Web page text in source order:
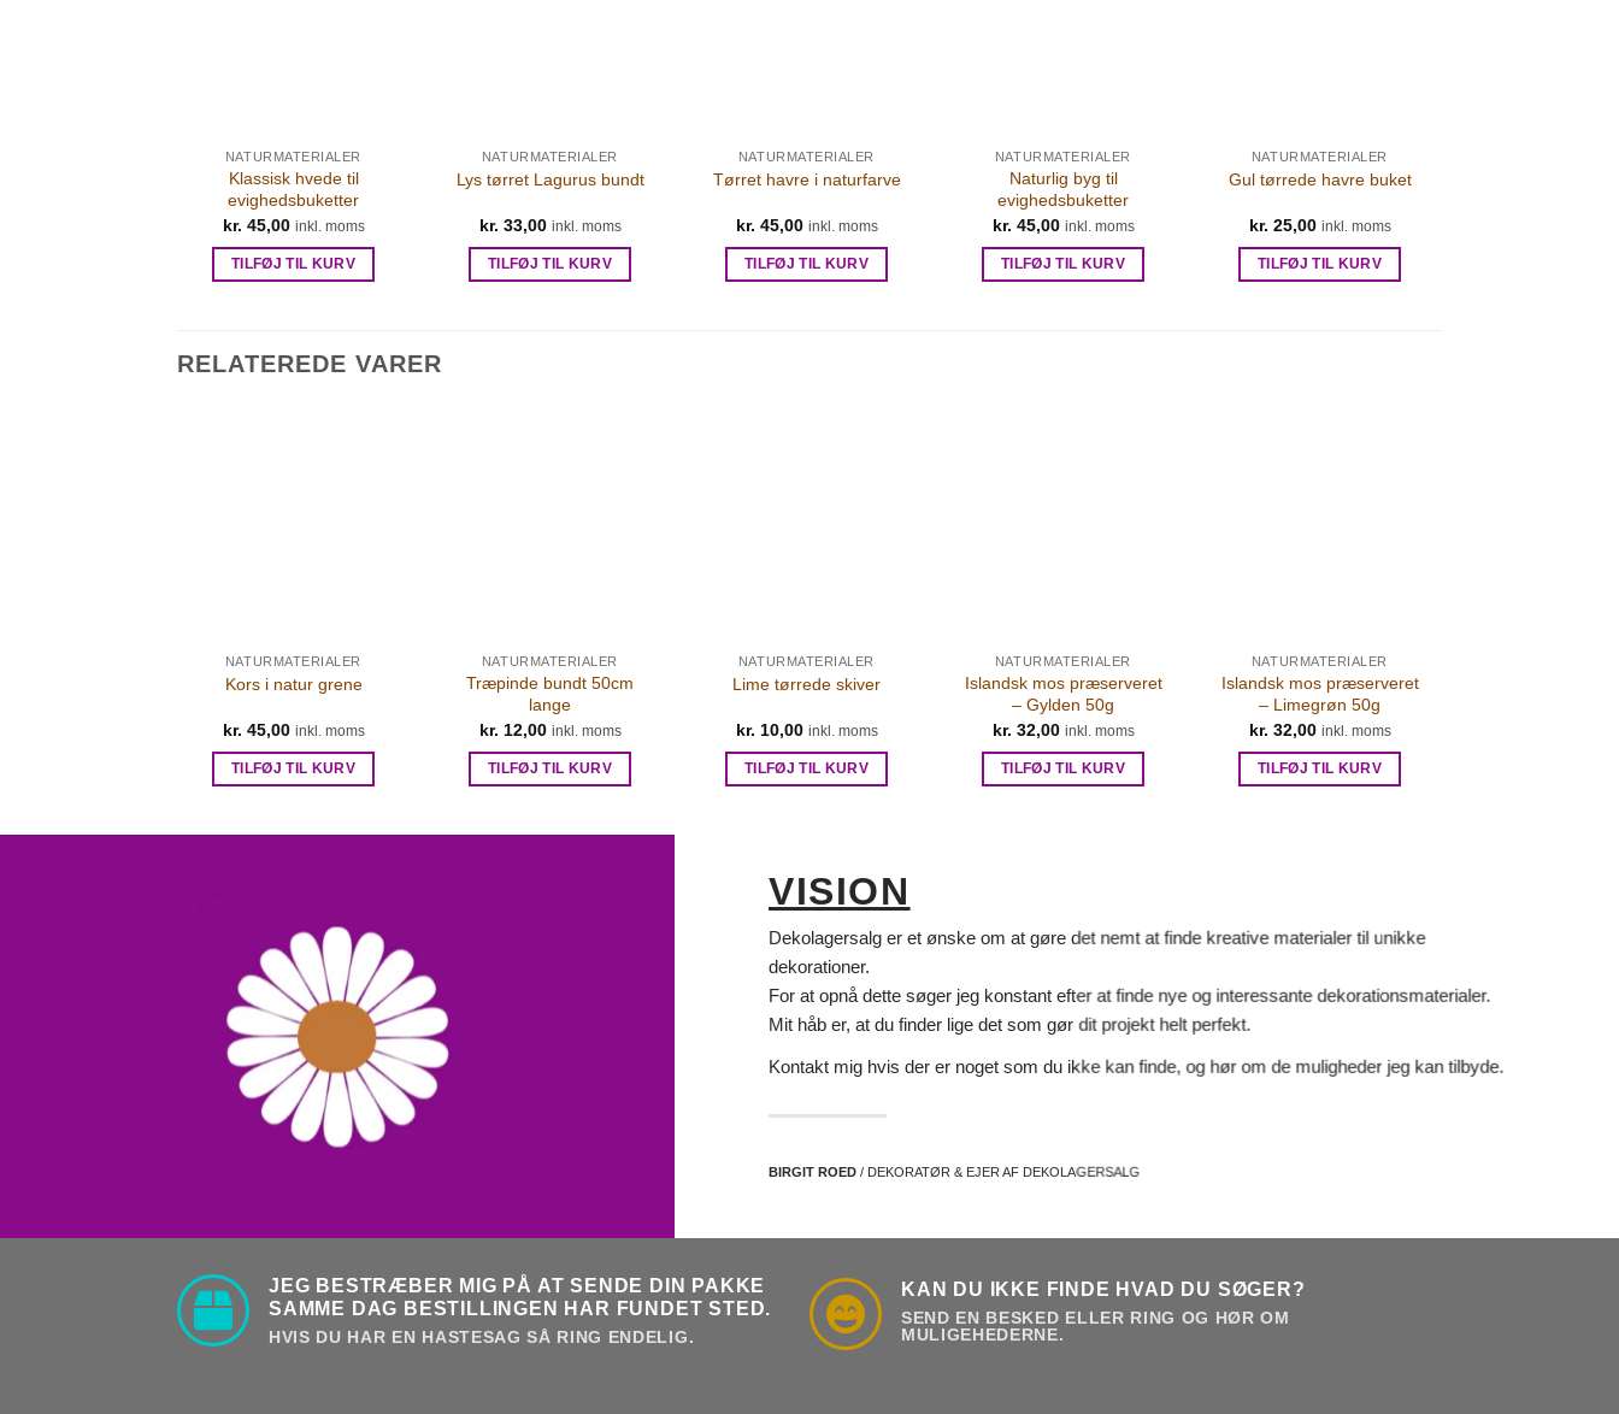
NATURMATERIALER
Klassisk hvede til
evighedsbuketter
kr. 45,00 inkl. moms
TILFØJ TIL KURV
NATURMATERIALER
Lys tørret Lagurus bundt
kr. 33,00 inkl. moms
TILFØJ TIL KURV
NATURMATERIALER
Tørret havre i naturfarve
kr. 45,00 inkl. moms
TILFØJ TIL KURV
NATURMATERIALER
Naturlig byg til
evighedsbuketter
kr. 45,00 inkl. moms
TILFØJ TIL KURV
NATURMATERIALER
Gul tørrede havre buket
kr. 25,00 inkl. moms
TILFØJ TIL KURV
RELATEREDE VARER
NATURMATERIALER
Kors i natur grene
kr. 45,00 inkl. moms
TILFØJ TIL KURV
NATURMATERIALER
Træpinde bundt 50cm
lange
kr. 12,00 inkl. moms
TILFØJ TIL KURV
NATURMATERIALER
Lime tørrede skiver
kr. 10,00 inkl. moms
TILFØJ TIL KURV
NATURMATERIALER
Islandsk mos præserveret
– Gylden 50g
kr. 32,00 inkl. moms
TILFØJ TIL KURV
NATURMATERIALER
Islandsk mos præserveret
– Limegrøn 50g
kr. 32,00 inkl. moms
TILFØJ TIL KURV
VISION
Dekolagersalg er et ønske om at gøre det nemt at finde kreative materialer til unikke
dekorationer.
For at opnå dette søger jeg konstant efter at finde nye og interessante dekorationsmaterialer.
Mit håb er, at du finder lige det som gør dit projekt helt perfekt.
Kontakt mig hvis der er noget som du ikke kan finde, og hør om de muligheder jeg kan tilbyde.
BIRGIT ROED / DEKORATØR & EJER AF DEKOLAGERSALG
JEG BESTRÆBER MIG PÅ AT SENDE DIN PAKKE
SAMME DAG BESTILLINGEN HAR FUNDET STED.
HVIS DU HAR EN HASTESAG SÅ RING ENDELIG.
KAN DU IKKE FINDE HVAD DU SØGER?
SEND EN BESKED ELLER RING OG HØR OM
MULIGEHEDERNE.